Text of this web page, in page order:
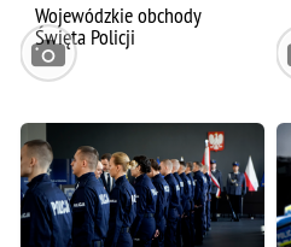
Wojewódzkie obchody
Święta Policji